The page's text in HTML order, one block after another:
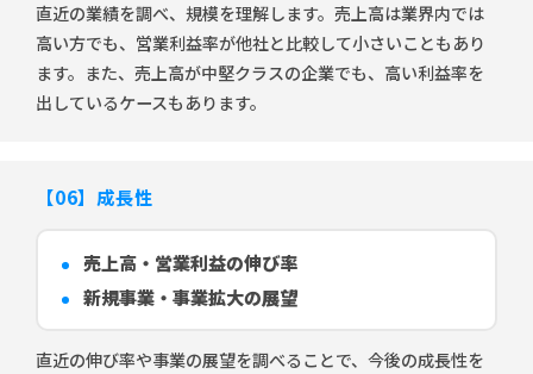
直近の業績を調べ、規模を理解します。売上高は業界内では
高い方でも、営業利益率が他社と比較して小さいこともあり
ます。また、売上高が中堅クラスの企業でも、高い利益率を
出しているケースもあります。
【06】成長性
売上高・営業利益の伸び率
新規事業・事業拡大の展望
直近の伸び率や事業の展望を調べることで、今後の成長性を